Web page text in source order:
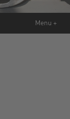
Mobile
Navigation
Menu +